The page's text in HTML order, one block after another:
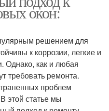
окон:
решением для
к коррозии, легкие и
Однако, как и любая
требовать ремонта.
проблем
этой статье мы